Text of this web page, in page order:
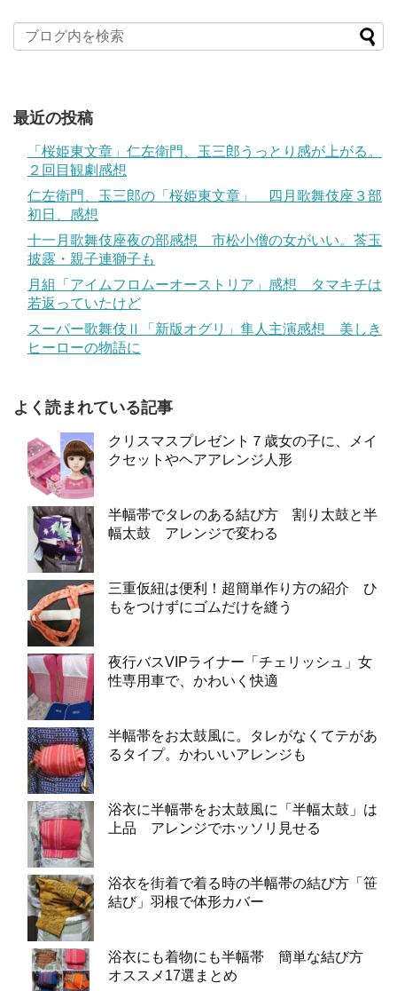
最近の投稿
「桜姫東文章」仁左衛門、玉三郎うっとり感が上がる。
２回目観劇感想
仁左衛門、玉三郎の「桜姫東文章」 四月歌舞伎座３部
初日、感想
十一月歌舞伎座夜の部感想 市松小僧の女がいい。莟玉
披露・親子連獅子も
月組「アイムフロムーオーストリア」感想 タマキチは
若返っていたけど
スーパー歌舞伎Ⅱ「新版オグリ」隼人主演感想 美しき
ヒーローの物語に
よく読まれている記事
クリスマスプレゼント７歳女の子に、メイ
クセットやヘアアレンジ人形
半幅帯でタレのある結び方 割り太鼓と半
幅太鼓 アレンジで変わる
三重仮紐は便利！超簡単作り方の紹介 ひ
もをつけずにゴムだけを縫う
夜行バスVIPライナー「チェリッシュ」女
性専用車で、かわいく快適
半幅帯をお太鼓風に。タレがなくてテがあ
るタイプ。かわいいアレンジも
浴衣に半幅帯をお太鼓風に「半幅太鼓」は
上品 アレンジでホッソリ見せる
浴衣を街着で着る時の半幅帯の結び方「笹
結び」羽根で体形カバー
浴衣にも着物にも半幅帯 簡単な結び方
オススメ17選まとめ